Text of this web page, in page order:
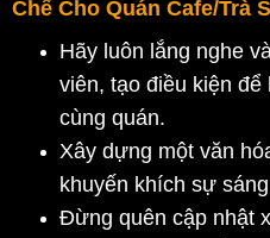
Chế Cho Quán Cafe/Trà
Hãy luôn lắng nghe
viên, tạo điều kiện để
cùng quán.
Xây dựng một văn
khuyến khích sự
Đừng quên cập nhật